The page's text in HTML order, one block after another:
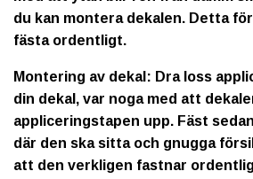
du kan montera dekalen. Detta
fästa ordentligt.
Montering av dekal: Dra loss
din dekal, var noga med att
appliceringstapen upp. Fäst
där den ska sitta och gnugga
att den verkligen fastnar